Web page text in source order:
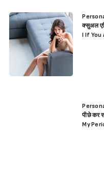
क्सुअल
l If You
पीछे कर
My